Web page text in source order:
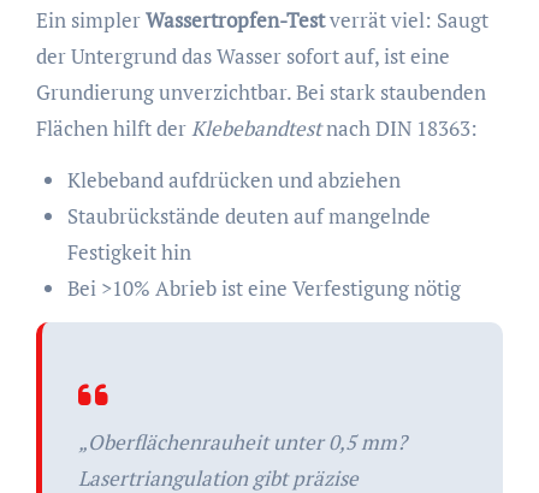
Ein simplerWassertropfen-Testverrät viel: Saugt
der Untergrund das Wasser sofort auf, ist eine
Grundierung unverzichtbar. Bei stark staubenden
Flächen hilft derKlebebandtestnach DIN 18363:
Klebeband aufdrücken und abziehen
Staubrückstände deuten auf mangelnde
Festigkeit hin
Bei >10% Abrieb ist eine Verfestigung nötig
„Oberflächenrauheit unter 0,5 mm?
Lasertriangulation gibt präzise